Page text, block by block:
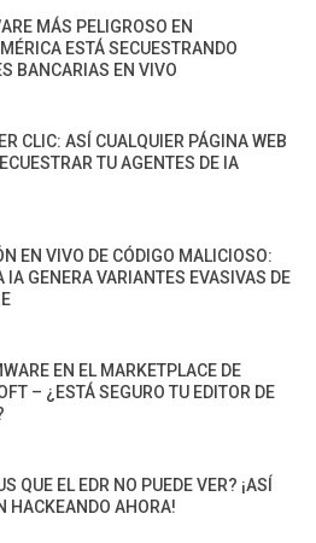
MÁS PELIGROSO EN
ESTÁ SECUESTRANDO
BANCARIAS EN VIVO
CLIC: ASÍ CUALQUIER PÁGINA WEB
TU AGENTES DE IA
EN VIVO DE CÓDIGO MALICIOSO:
IA GENERA VARIANTES EVASIVAS DE
EN EL MARKETPLACE DE
– ¿ESTÁ SEGURO TU EDITOR DE
QUE EL EDR NO PUEDE VER? ¡ASÍ
HACKEANDO AHORA!